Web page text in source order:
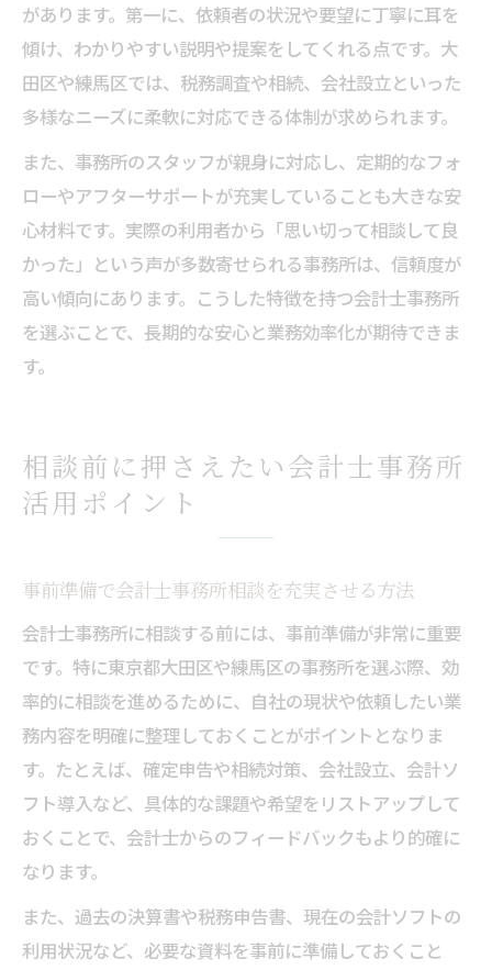
があります。第一に、依頼者の状況や要望に丁寧に耳を
傾け、わかりやすい説明や提案をしてくれる点です。大
田区や練馬区では、税務調査や相続、会社設立といった
多様なニーズに柔軟に対応できる体制が求められます。
また、事務所のスタッフが親身に対応し、定期的なフォ
ローやアフターサポートが充実していることも大きな安
心材料です。実際の利用者から「思い切って相談して良
かった」という声が多数寄せられる事務所は、信頼度が
高い傾向にあります。こうした特徴を持つ会計士事務所
を選ぶことで、長期的な安心と業務効率化が期待できま
す。
相談前に押さえたい会計士事務所
活用ポイント
事前準備で会計士事務所相談を充実させる方法
会計士事務所に相談する前には、事前準備が非常に重要
です。特に東京都大田区や練馬区の事務所を選ぶ際、効
率的に相談を進めるために、自社の現状や依頼したい業
務内容を明確に整理しておくことがポイントとなりま
す。たとえば、確定申告や相続対策、会社設立、会計ソ
フト導入など、具体的な課題や希望をリストアップして
おくことで、会計士からのフィードバックもより的確に
なります。
また、過去の決算書や税務申告書、現在の会計ソフトの
利用状況など、必要な資料を事前に準備しておくこと